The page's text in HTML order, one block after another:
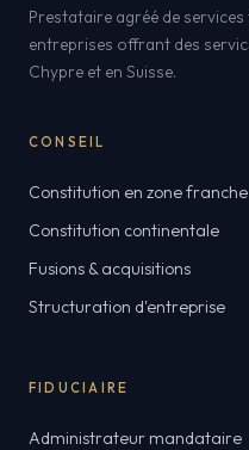
Prestataire agréé de
entreprises offrant des
Chypre et en Suisse.
CONSEIL
Constitution en zone franche
Constitution continentale
Fusions & acquisitions
Structuration d'entreprise
FIDUCIAIRE
Administrateur mandataire